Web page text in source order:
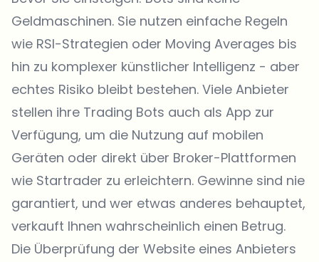
Geldmaschinen. Sie nutzen einfache Regeln
wie RSI-Strategien oder Moving Averages bis
hin zu komplexer künstlicher Intelligenz - aber
echtes Risiko bleibt bestehen. Viele Anbieter
stellen ihre Trading Bots auch als App zur
Verfügung, um die Nutzung auf mobilen
Geräten oder direkt über Broker-Plattformen
wie Startrader zu erleichtern. Gewinne sind nie
garantiert, und wer etwas anderes behauptet,
verkauft Ihnen wahrscheinlich einen Betrug.
Die Überprüfung der Website eines Anbieters